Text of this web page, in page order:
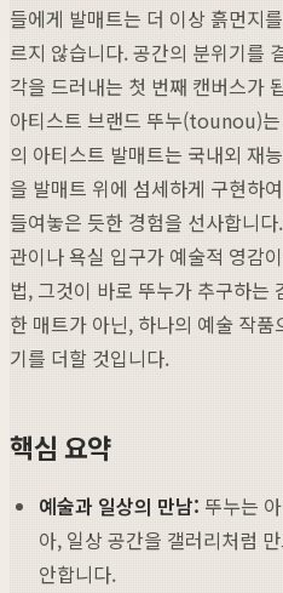
들에게 발매트는 더 이상 흙먼지
르지 않습니다. 공간의 분위기를
각을 드러내는 첫 번째 캔버스가
아티스트 브랜드 뚜누(tounou)
의 아티스트 발매트는 국내외 재
을 발매트 위에 섬세하게 구현하
들여놓은 듯한 경험을 선사합니
관이나 욕실 입구가 예술적 영감
법, 그것이 바로 뚜누가 추구하는
한 매트가 아닌, 하나의 예술 작
기를 더할 것입니다.
핵심 요약
예술과 일상의 만남: 뚜누는
아, 일상 공간을 갤러리처럼
안합니다.